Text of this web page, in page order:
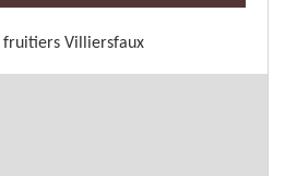
fruitiers Villiersfaux